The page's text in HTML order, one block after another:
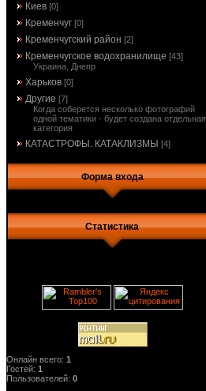
Киев [0]
Кременчуг [0]
Кременчугский район [2]
Кременчугское водохранилище [43]
Украина, Днепр
Харьков [0]
Другие [7]
Когда соберется несколько фотографий
одной тематики - будет создана отдельная
категория
КАТАСТРОФЫ. КАТАКЛИЗМЫ [4]
Форма входа
Статистика
Онлайн всего: 1
Гостей: 1
Пользователей: 0